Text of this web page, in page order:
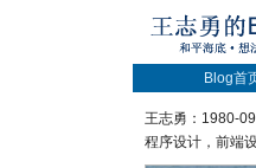
Blog首
王志勇：1980-
程序设计，前端设